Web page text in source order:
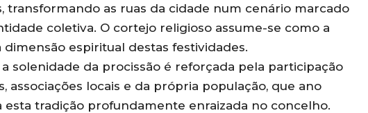
transformando as ruas da cidade num cenário marcado
coletiva. O cortejo religioso assume-se como a
espiritual destas festividades.
solenidade da procissão é reforçada pela participação
associações locais e da própria população, que ano
esta tradição profundamente enraizada no concelho.